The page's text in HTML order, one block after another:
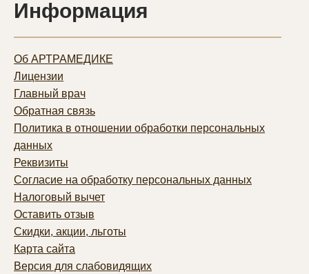
Информация
Об АРТРАМЕДИКЕ
Лицензии
Главный врач
Обратная связь
Политика в отношении обработки персональных
данных
Реквизиты
Согласие на обработку персональных данных
Налоговый вычет
Оставить отзыв
Скидки, акции, льготы
Карта сайта
Версия для слабовидящих